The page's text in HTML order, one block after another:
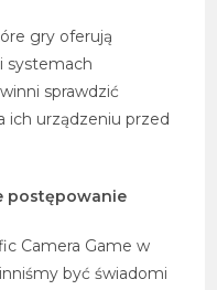
gry oferują
systemach
sprawdzić
ich urządzeniu przed
postępowanie
Camera Game w
być świadomi